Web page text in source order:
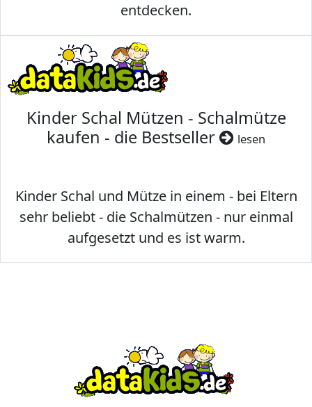
entdecken.
Kinder Schal Mützen - Schalmütze
kaufen - die Bestseller
lesen
Kinder Schal und Mütze in einem - bei Eltern
sehr beliebt - die Schalmützen - nur einmal
aufgesetzt und es ist warm.